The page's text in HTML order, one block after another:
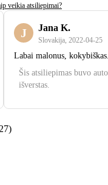
veikia atsiliepimai?
J Jana K.
Slovakija 2022‑04‑25
Labai malonus,
Šis atsiliepimas buvo
išverstas.
)